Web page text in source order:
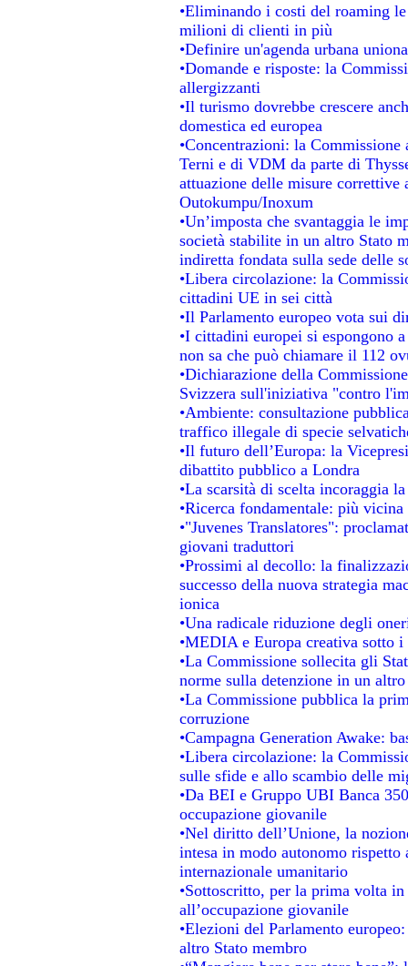
•Eliminando i costi del roaming
milioni di clienti in più
•Definire un'agenda urbana
•Domande e risposte: la
allergizzanti
•Il turismo dovrebbe crescere
domestica ed europea
•Concentrazioni: la
Terni e di VDM da parte di
attuazione delle misure correttive
Outokumpu/Inoxum
•Un’imposta che svantaggia le
società stabilite in un altro Stato
indiretta fondata sulla sede delle
•Libera circolazione: la
cittadini UE in sei città
•Il Parlamento europeo vota sui
•I cittadini europei si espongono
non sa che può chiamare il 112
•Dichiarazione della
Svizzera sull'iniziativa "contro
•Ambiente: consultazione
traffico illegale di specie
•Il futuro dell’Europa: la
dibattito pubblico a Londra
•La scarsità di scelta incoraggia
•Ricerca fondamentale: più
•"Juvenes Translatores":
giovani traduttori
•Prossimi al decollo: la
successo della nuova strategia
ionica
•Una radicale riduzione degli
•MEDIA e Europa creativa sotto
•La Commissione sollecita gli
norme sulla detenzione in un altro
•La Commissione pubblica la
corruzione
•Campagna Generation Awake:
•Libera circolazione: la
sulle sfide e allo scambio delle
•Da BEI e Gruppo UBI Banca
occupazione giovanile
•Nel diritto dell’Unione, la
intesa in modo autonomo
internazionale umanitario
•Sottoscritto, per la prima volta
all’occupazione giovanile
•Elezioni del Parlamento
altro Stato membro